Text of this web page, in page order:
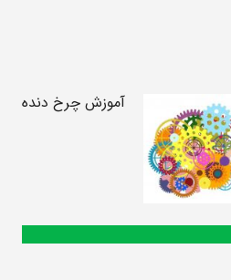
آموزش چرخ دنده